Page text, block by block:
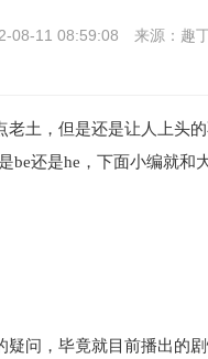
08-11 08:59:08 来源：趣
土，但是还是让人上头
还是he，下面小编就和
疑问，毕竟就目前播出的